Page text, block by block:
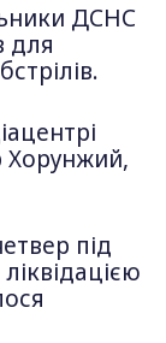
ДСНС
для
Хорунжий,
під